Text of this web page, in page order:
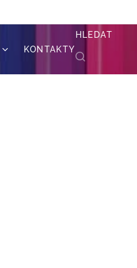
KONTAKTY
HLEDAT